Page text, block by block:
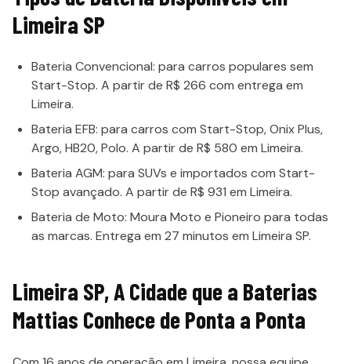
Limeira SP
Bateria Convencional: para carros populares sem
Start-Stop. A partir de R$ 266 com entrega em
Limeira.
Bateria EFB: para carros com Start-Stop, Onix Plus,
Argo, HB20, Polo. A partir de R$ 580 em Limeira.
Bateria AGM: para SUVs e importados com Start-
Stop avançado. A partir de R$ 931 em Limeira.
Bateria de Moto: Moura Moto e Pioneiro para todas
as marcas. Entrega em 27 minutos em Limeira SP.
Limeira SP, A Cidade que a Baterias
Mattias Conhece de Ponta a Ponta